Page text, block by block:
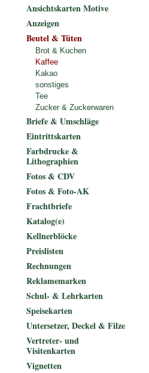
Ansichtskarten Motive
Anzeigen
Beutel & Tüten
Brot & Kuchen
Kaffee
Kakao
sonstiges
Tee
Zucker & Zuckerwaren
Briefe & Umschläge
Eintrittskarten
Farbdrucke &
Lithographien
Fotos & CDV
Fotos & Foto-AK
Frachtbriefe
Katalog(e)
Kellnerblöcke
Preislisten
Rechnungen
Reklamemarken
Schul- & Lehrkarten
Speisekarten
Untersetzer, Deckel & Filze
Vertreter- und
Visitenkarten
Vignetten